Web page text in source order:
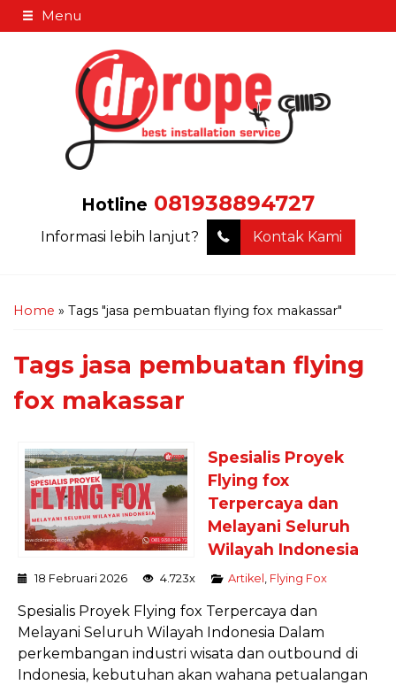
Menu
Hotline 081938894727
Informasi lebih lanjut? Kontak Kami
Home » Tags "jasa pembuatan flying fox makassar"
Tags jasa pembuatan flying
fox makassar
Spesialis Proyek
Flying fox
Terpercaya dan
Melayani Seluruh
Wilayah Indonesia
18 Februari 2026 4.723x Artikel Flying Fox
Spesialis Proyek Flying fox Terpercaya dan
Melayani Seluruh Wilayah Indonesia Dalam
perkembangan industri wisata dan outbound di
Indonesia, kebutuhan akan wahana petualangan